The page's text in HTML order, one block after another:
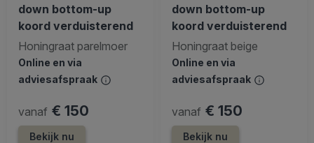
down bottom-up
koord verduisterend
Honingraat parelmoer
Online en via
adviesafspraak
vanaf € 150
Bekijk nu
down bottom-up
koord verduisterend
Honingraat beige
Online en via
adviesafspraak
vanaf € 150
Bekijk nu